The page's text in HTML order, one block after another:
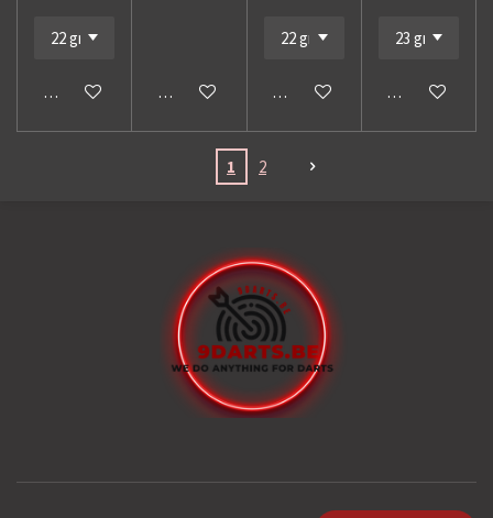
In winkelwagen In winkelwagen In winkelwagen In winkelwagen
1 2